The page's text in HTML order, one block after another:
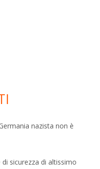
nazista non è
di sicurezza di altissimo